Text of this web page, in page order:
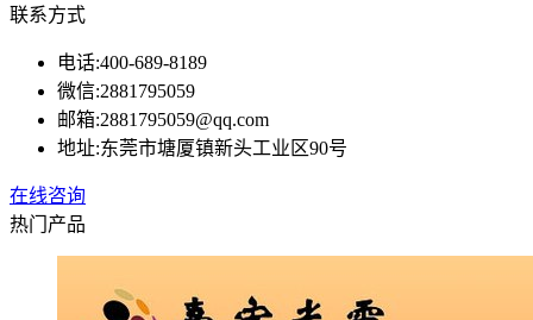
联系方式
电话:400-689-8189
微信:2881795059
邮箱:2881795059@qq.com
地址:东莞市塘厦镇新头工业区90号
在线咨询
热门产品